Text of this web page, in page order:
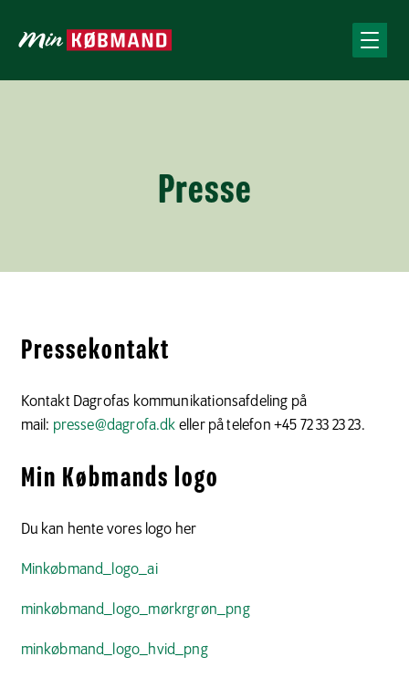
Presse
Pressekontakt
Kontakt Dagrofas kommunikationsafdeling på
mail: presse@dagrofa.dk eller på telefon +45 72 33 23 23.
Min Købmands logo
Du kan hente vores logo her
Minkøbmand_logo_ai
minkøbmand_logo_mørkrgrøn_png
minkøbmand_logo_hvid_png